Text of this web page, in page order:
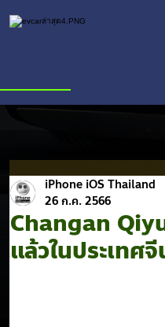
Changan
แล้วในประเทศ
iPhone iOS Thailand
26 ก.ค. 2566